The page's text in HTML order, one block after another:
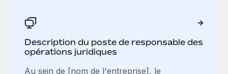
Description du poste de responsable des
opérations juridiques
Au sein de [nom de l'entreprise], le